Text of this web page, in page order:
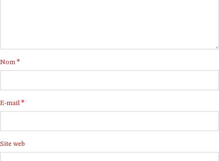
Nom *
E-mail *
Site web